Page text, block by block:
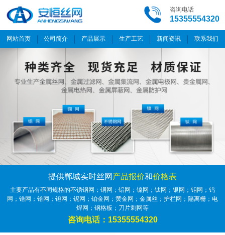
咨询电话
15355554320
网站首页 公司简介 产品展示 生产工艺 新闻资讯 联系我们
提供郸城实时丝网 产品报价和价格表
主要产品有不同规格的不锈钢网；铜网；铝网；镍网；钛网；银网；钼网；钨
网；锆网；铪网；钽网；铌网；铂金网；黄金网；金属丝；护栏网；隔离栅；电
焊网；钢格板；刀片刺网等
咨询电话：15355554320